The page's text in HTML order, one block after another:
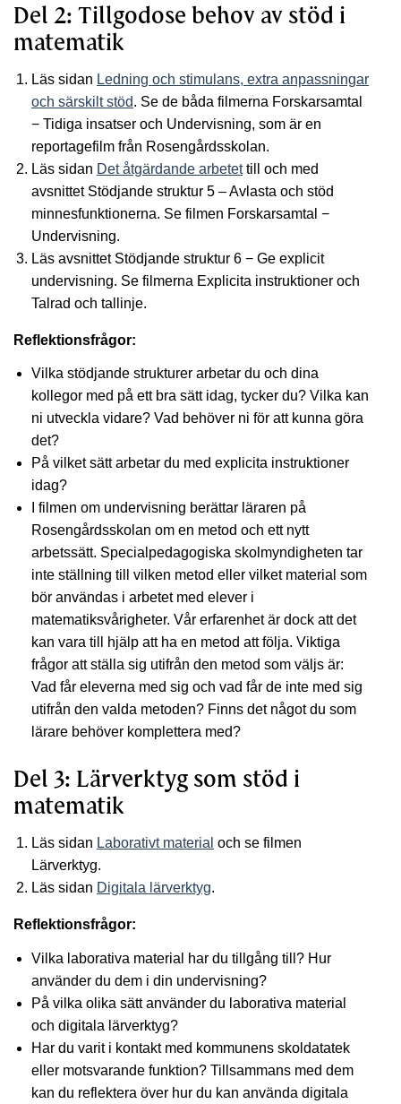
Del 2: Tillgodose behov av stöd i
matematik
Läs sidan Ledning och stimulans, extra anpassningar
och särskilt stöd. Se de båda filmerna Forskarsamtal
− Tidiga insatser och Undervisning, som är en
reportagefilm från Rosengårdsskolan.
Läs sidan Det åtgärdande arbetettill och med
avsnittet Stödjande struktur 5 – Avlasta och stöd
minnesfunktionerna. Se filmen Forskarsamtal −
Undervisning.
Läs avsnittet Stödjande struktur 6 − Ge explicit
undervisning. Se filmerna Explicita instruktioner och
Talrad och tallinje.
Reflektionsfrågor:
Vilka stödjande strukturer arbetar du och dina
kollegor med på ett bra sätt idag, tycker du? Vilka kan
ni utveckla vidare? Vad behöver ni för att kunna göra
det?
På vilket sätt arbetar du med explicita instruktioner
idag?
I filmen om undervisning berättar läraren på
Rosengårdsskolan om en metod och ett nytt
arbetssätt. Specialpedagogiska skolmyndigheten tar
inte ställning till vilken metod eller vilket material som
bör användas i arbetet med elever i
matematiksvårigheter. Vår erfarenhet är dock att det
kan vara till hjälp att ha en metod att följa. Viktiga
frågor att ställa sig utifrån den metod som väljs är:
Vad får eleverna med sig och vad får de inte med sig
utifrån den valda metoden? Finns det något du som
lärare behöver komplettera med?
Del 3: Lärverktyg som stöd i
matematik
Läs sidan Laborativt material och se filmen
Lärverktyg.
Läs sidan Digitala lärverktyg.
Reflektionsfrågor:
Vilka laborativa material har du tillgång till? Hur
använder du dem i din undervisning?
På vilka olika sätt använder du laborativa material
och digitala lärverktyg?
Har du varit i kontakt med kommunens skoldatatek
eller motsvarande funktion? Tillsammans med dem
kan du reflektera över hur du kan använda digitala